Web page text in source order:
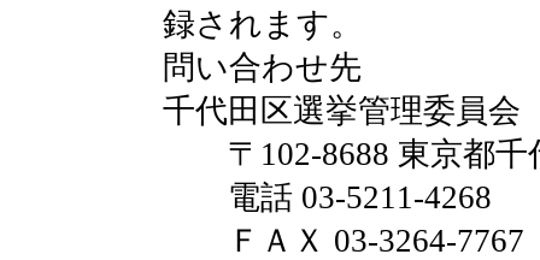
録されます。
問い合わせ先
千代田区選挙管理委員会
〒102-8688 東京都千
電話 03-5211-4268
ＦＡＸ 03-3264-7767